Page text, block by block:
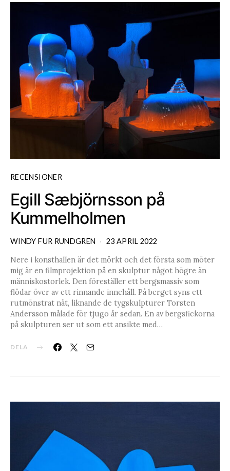
RECENSIONER
Egill Sæbjörnsson på
Kummelholmen
WINDY FUR RUNDGREN 23 APRIL 2022
Nere i konsthallen är det mörkt och det första som möter
mig är en filmprojektion på en skulptur något högre än
människostorlek. Den föreställer ett bergsmassiv som
flödar över av ett rinnande innehåll. På berget syns ett
rutmönstrat nät, liknande de tygskulpturer Torsten
Andersson målade för tjugo år sedan. En av bergsfickorna
på skulpturen ser ut som ett ansikte med…
DELA